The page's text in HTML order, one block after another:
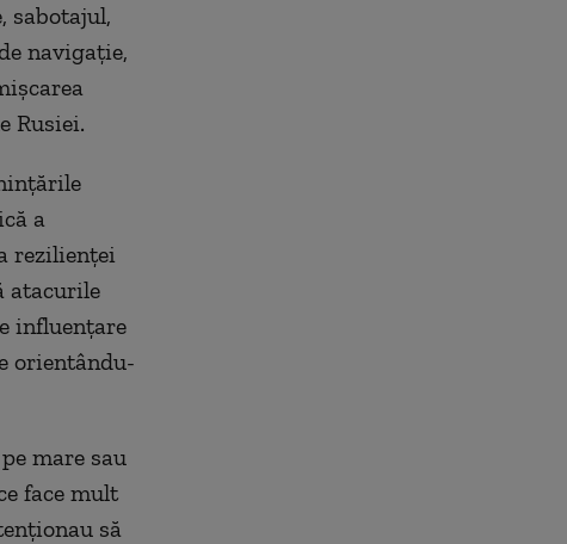
sabotajul,
navigație,
Rusiei.
a
rezilienței
atacurile
influențare
orientându-
mare sau
face mult
să